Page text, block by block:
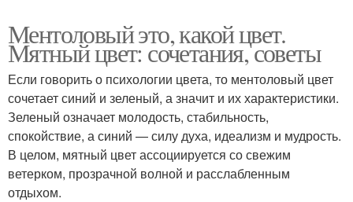
Ментоловый это, какой цвет.
Мятный цвет: сочетания, советы
Если говорить о психологии цвета, то ментоловый цвет
сочетает синий и зеленый, а значит и их характеристики.
Зеленый означает молодость, стабильность,
спокойствие, а синий — силу духа, идеализм и мудрость.
В целом, мятный цвет ассоциируется со свежим
ветерком, прозрачной волной и расслабленным
отдыхом.